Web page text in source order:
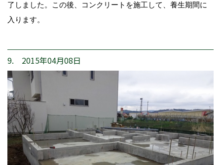
了しました。この後、コンクリートを施工して、養生期間に
入ります。
9. 2015年04月08日